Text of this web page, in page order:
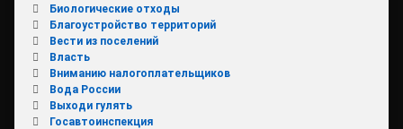
Биологические отходы
Благоустройство территорий
Вести из поселений
Власть
Вниманию налогоплательщиков
Вода России
Выходи гулять
Госавтоинспекция